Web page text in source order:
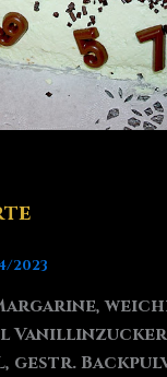
2023
Vanillinzucker
gestr.